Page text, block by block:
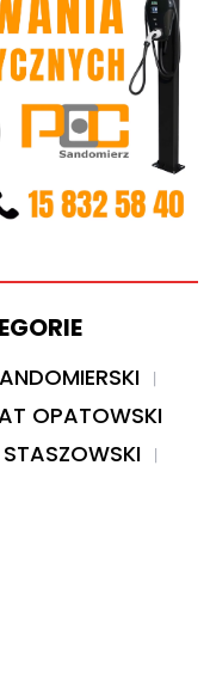
OPATOWSKI